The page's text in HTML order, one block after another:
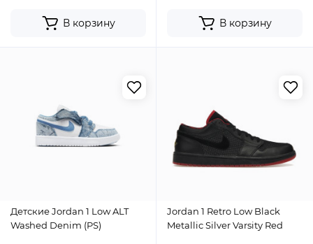
В корзину В корзину
Детские Jordan 1 Low ALT
Washed Denim (PS)
Jordan 1 Retro Low Black
Metallic Silver Varsity Red